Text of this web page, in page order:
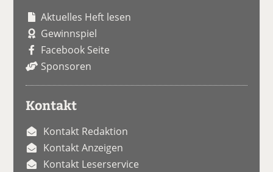
Aktuelles Heft lesen
Gewinnspiel
Facebook Seite
Sponsoren
Kontakt
Kontakt Redaktion
Kontakt Anzeigen
Kontakt Leserservice